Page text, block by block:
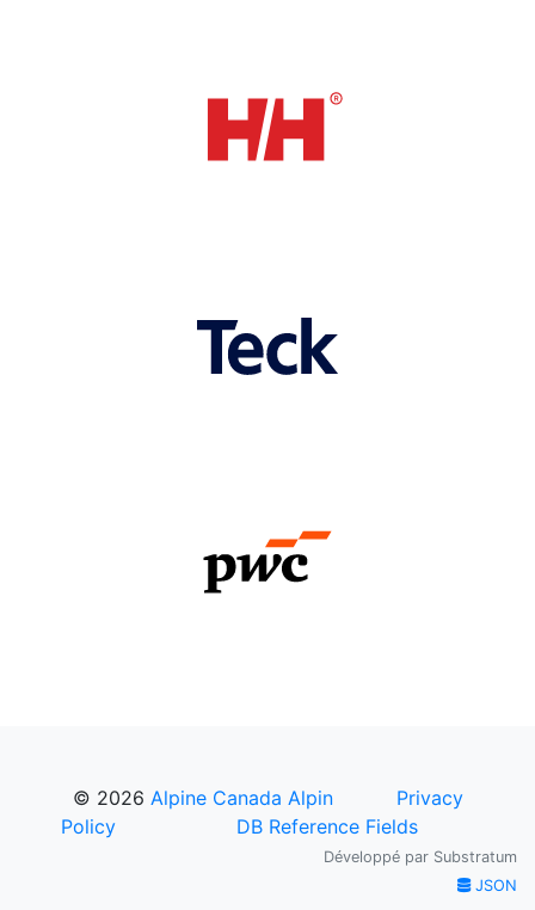
© 2026 Alpine Canada Alpin
Privacy
Policy
DB Reference Fields
Développé par Substratum
JSON